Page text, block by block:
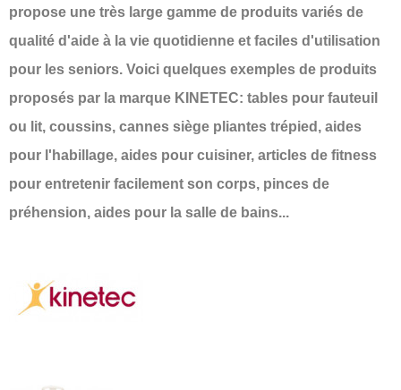
propose une très large gamme de produits variés de
qualité d'aide à la vie quotidienne et faciles d'utilisation
pour les seniors. Voici quelques exemples de produits
proposés par la marque KINETEC: tables pour fauteuil
ou lit, coussins, cannes siège pliantes trépied, aides
pour l'habillage, aides pour cuisiner, articles de fitness
pour entretenir facilement son corps, pinces de
préhension, aides pour la salle de bains...